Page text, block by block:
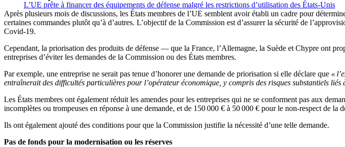
L’UE prête à financer des équipements de défense malgré les restrictions d’utilisation des États-Unis
Après plusieurs mois de discussions, les États membres de l’UE semblent avoir établi un cadre pour
certaines commandes plutôt qu’à d’autres. L’objectif de la Commission est d’assurer la sécurité de
Covid-19.
Cependant, la priorisation des produits de défense — que la France, l’Allemagne, la Suède et Chypre ont
entreprises d’éviter les demandes de la Commission ou des États membres.
Par exemple, une entreprise ne serait pas tenue d’honorer une demande de priorisation si elle déclare que «
entraînerait des difficultés particulières pour l’opérateur économique, y compris des risques substantiels liés
Les États membres ont également réduit les amendes pour les entreprises qui ne se conforment pas aux
incomplètes ou trompeuses en réponse à une demande, et de 150 000 € à 50 000 € pour le non-respect de la
Ils ont également ajouté des conditions pour que la Commission justifie la nécessité d’une telle demande.
Pas de fonds pour la modernisation ou les réserves